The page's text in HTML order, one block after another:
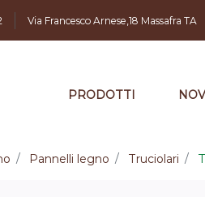
Via Francesco Arnese,18 Massafra TA
PRODOTTI
Pannelli legno Truciolari